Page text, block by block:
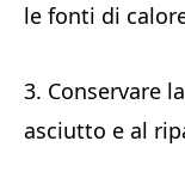
le fonti di
3. Conservare
asciutto e al